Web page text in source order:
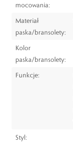
mocowania:
Materiał
paska/bransolety:
Kolor
paska/bransolety:
Funkcje:
Styl: